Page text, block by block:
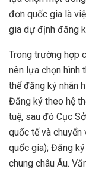
đơn quốc gia là
gia dự định đăng
Trong trường hợp
nên lựa chọn hình
thể đăng ký nhãn
Đăng ký theo hệ
tuệ, sau đó Cục
quốc tế và
quốc gia); Đăng
chung châu Âu.